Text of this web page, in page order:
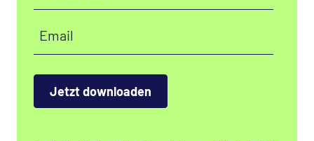
Email
Jetzt downloaden